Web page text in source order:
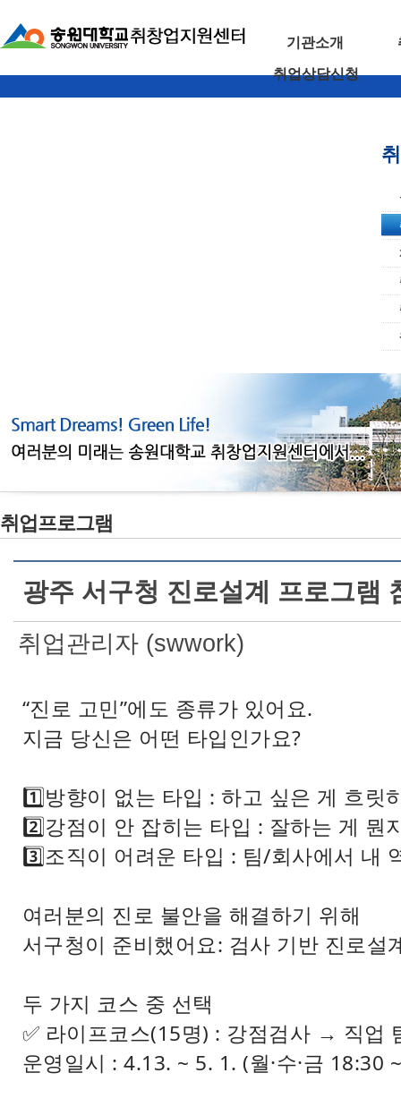
기관소개
취업상담신청
취업프로그램
광주 서구청 진로설계 프로그램
취업관리자 (swwork)
“진로 고민”에도 종류가 있어요.
지금 당신은 어떤 타입인가요?
1️⃣방향이 없는 타입 : 하고 싶은 게 흐릿
2️⃣강점이 안 잡히는 타입 : 잘하는 게 뭔
3️⃣조직이 어려운 타입 : 팀/회사에서 내
여러분의 진로 불안을 해결하기 위해
서구청이 준비했어요: 검사 기반 진로설
두 가지 코스 중 선택
✅ 라이프코스(15명) : 강점검사 → 직업
운영일시 : 4.13. ~ 5. 1. (월·수·금 18:30